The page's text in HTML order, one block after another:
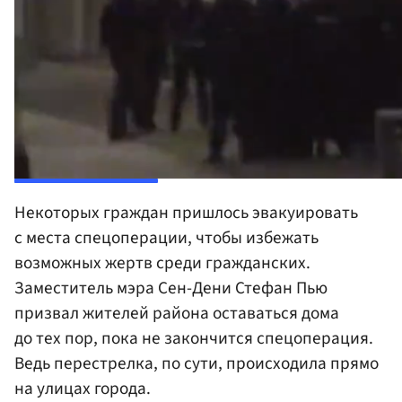
Некоторых граждан пришлось эвакуировать
с места спецоперации, чтобы избежать
возможных жертв среди гражданских.
Заместитель мэра Сен-Дени Стефан Пью
призвал жителей района оставаться дома
до тех пор, пока не закончится спецоперация.
Ведь перестрелка, по сути, происходила прямо
на улицах города.